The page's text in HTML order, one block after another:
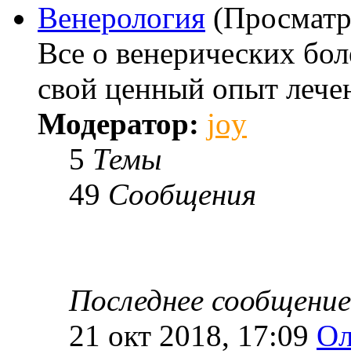
Венерология
Все о венерических
свой ценный опыт
Модератор: joy
5 Темы
49 Сообщения
Последнее сообщение
21 окт 2018, 17:09